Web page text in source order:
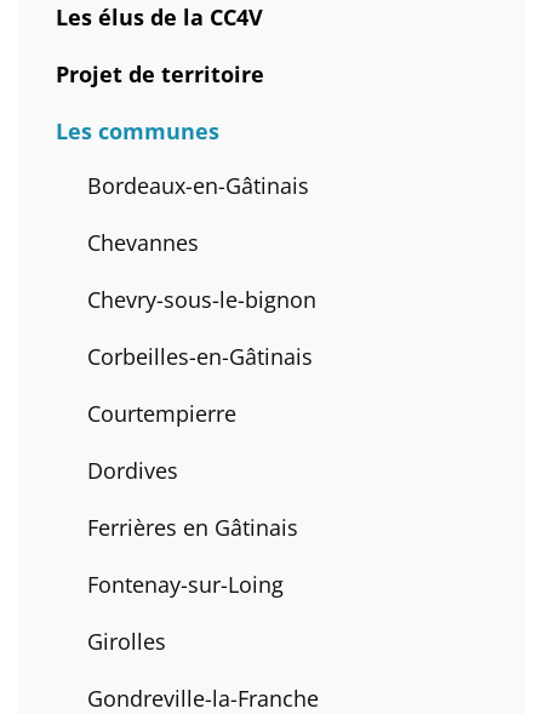
Les élus de la CC4V
Projet de territoire
Les communes
Bordeaux-en-Gâtinais
Chevannes
Chevry-sous-le-bignon
Corbeilles-en-Gâtinais
Courtempierre
Dordives
Ferrières en Gâtinais
Fontenay-sur-Loing
Girolles
Gondreville-la-Franche